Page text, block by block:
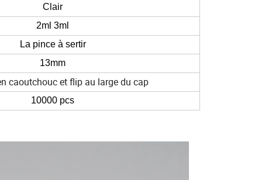
Clair
2ml 3ml
La pince à sertir
13mm
caoutchouc et flip au large du cap
10000 pcs